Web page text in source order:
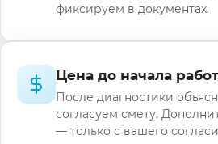
фиксируем в документах.
Цена до начала работ
После диагностики
согласуем смету.
— только с вашего